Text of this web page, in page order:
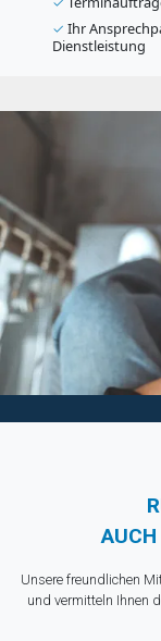
✓ Ihr
Dienstleistung
Unsere freundlichen
und vermitteln Ihnen